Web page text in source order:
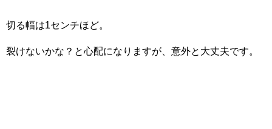
切る幅は1センチほど。
裂けないかな？と心配になりますが、意外と大丈夫です。